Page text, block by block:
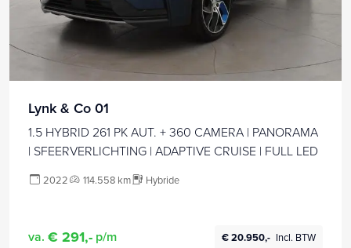
Lynk & Co 01
1.5 HYBRID 261 PK AUT. + 360 CAMERA | PANORAMA
| SFEERVERLICHTING | ADAPTIVE CRUISE | FULL LED
2022 114.558 km Hybride
va. € 291,- p/m € 20.950,- Incl. BTW